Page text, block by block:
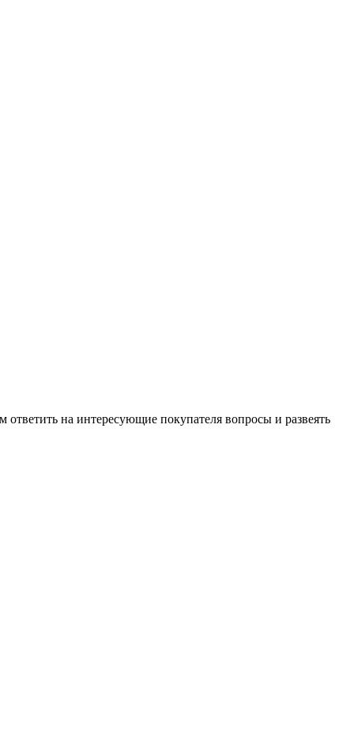
на интересующие покупателя вопросы и развеять